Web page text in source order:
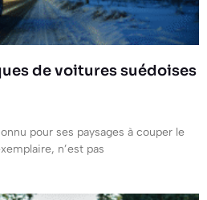
de voitures suédoises
pour ses paysages à couper le
n’est pas